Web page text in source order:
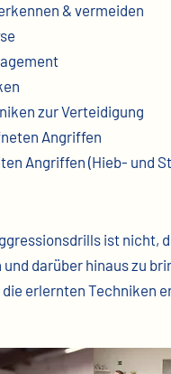
& vermeiden
zur Verteidigung
Angriffen
Angriffen(Hieb- und
ist nicht,
darüber hinaus zu
die erlernten Techniken